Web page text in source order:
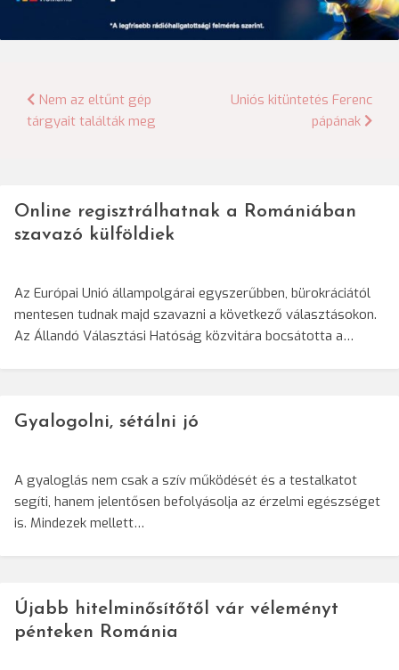
Bejegyzés
navigáció
Nem az eltűnt gép
tárgyait találták meg
Uniós kitüntetés Ferenc
pápának
Online regisztrálhatnak a Romániában
szavazó külföldiek
Az Európai Unió állampolgárai egyszerűbben, bürokráciától
mentesen tudnak majd szavazni a következő választásokon.
Az Állandó Választási Hatóság közvitára bocsátotta a…
Gyalogolni, sétálni jó
A gyaloglás nem csak a szív működését és a testalkatot
segíti, hanem jelentősen befolyásolja az érzelmi egészséget
is. Mindezek mellett…
Újabb hitelminősítőtől vár véleményt
pénteken Románia